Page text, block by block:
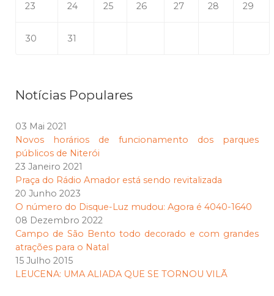
23 24 25 26 27 28 29
30 31
Notícias Populares
03 Mai 2021
Novos horários de funcionamento dos parques
públicos de Niterói
23 Janeiro 2021
Praça do Rádio Amador está sendo revitalizada
20 Junho 2023
O número do Disque-Luz mudou: Agora é 4040-1640
08 Dezembro 2022
Campo de São Bento todo decorado e com grandes
atrações para o Natal
15 Julho 2015
LEUCENA: UMA ALIADA QUE SE TORNOU VILÃ